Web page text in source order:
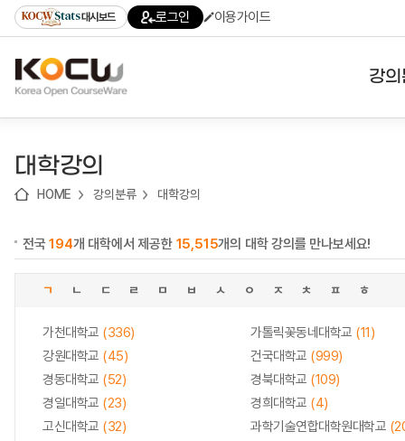
기
기
기
content)
가
대시보드 로그인 이용가이드
강
대학강의
HOME 강의분류 대학강의
전국194개 대학에서 제공한 15,515개의 대학 강의를 만나보세요!
ㄱ ㄴ ㄷ ㄹ ㅁ ㅂ ㅅ ㅇ ㅈ ㅊ ㅍ ㅎ
가천대학교 (336) 가톨릭꽃동네대학교 (11)
강원대학교 (45) 건국대학교 (999)
경동대학교 (52) 경북대학교 (109)
경일대학교 (23) 경희대학교 (4)
고신대학교 (32) 과학기술연합대학원대학교